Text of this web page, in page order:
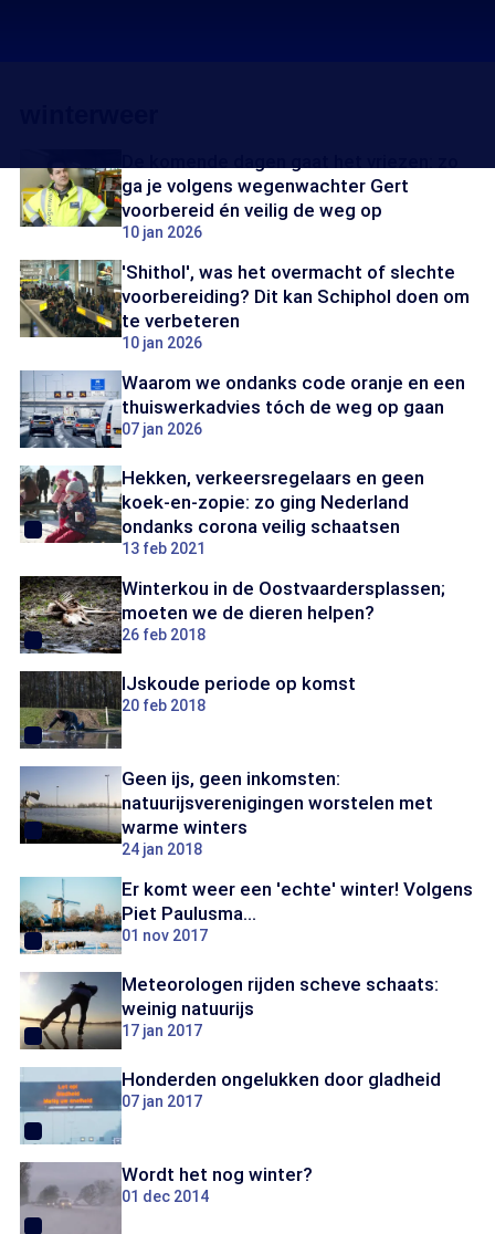
ga je volgens wegenwachter Gert
voorbereid én veilig de weg op
10 jan 2026
'Shithol', was het overmacht of slechte
voorbereiding? Dit kan Schiphol doen om
te verbeteren
10 jan 2026
Waarom we ondanks code oranje en een
thuiswerkadvies tóch de weg op gaan
07 jan 2026
Hekken, verkeersregelaars en geen
koek-en-zopie: zo ging Nederland
ondanks corona veilig schaatsen
13 feb 2021
Winterkou in de Oostvaardersplassen;
moeten we de dieren helpen?
26 feb 2018
IJskoude periode op komst
20 feb 2018
Geen ijs, geen inkomsten:
natuurijsverenigingen worstelen met
warme winters
24 jan 2018
Er komt weer een 'echte' winter! Volgens
Piet Paulusma...
01 nov 2017
Meteorologen rijden scheve schaats:
weinig natuurijs
17 jan 2017
Honderden ongelukken door gladheid
07 jan 2017
Wordt het nog winter?
01 dec 2014